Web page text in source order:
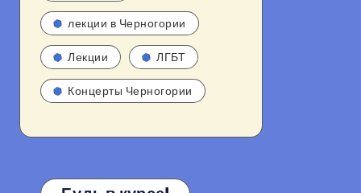
лекции в Черногории
Лекции ЛГБТ
Концерты Черногории